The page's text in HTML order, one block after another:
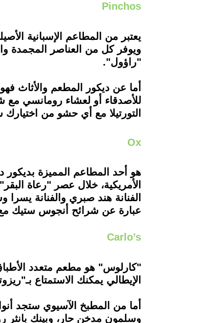
Pinchos
يعتبر من المطاعم الإسبانية
ويوفر كل من العناصر المجمدة
"راؤول".
أما عن ديكور المطعم والأثاث
التورتيلا مع أي حشو من اختيارك
Ox
هو أحد المطاعم المميزة بديكور
الأمريكية، خلال عصر "رعاة
عبارة عن شرائح أنجوس ستيك مع
Carlo’s
"كارلوس" هو مطعم متعدد
الإيطالي يمكنك الاستمتاع
أما من المطبخ الآسيوي ستجد
وسلمون مدخن حار، وبينك بانثر